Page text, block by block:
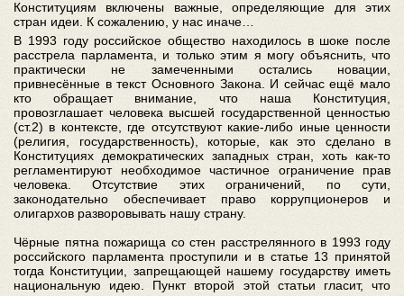
Конституциям включены важные, определяющие для этих
стран идеи. К сожалению, у нас иначе…
В 1993 году российское общество находилось в шоке после
расстрела парламента, и только этим я могу объяснить, что
практически не замеченными остались новации,
привнесённые в текст Основного Закона. И сейчас ещё мало
кто обращает внимание, что наша Конституция,
провозглашает человека высшей государственной ценностью
(ст.2) в контексте, где отсутствуют какие-либо иные ценности
(религия, государственность), которые, как это сделано в
Конституциях демократических западных стран, хоть как-то
регламентируют необходимое частичное ограничение прав
человека. Отсутствие этих ограничений, по сути,
законодательно обеспечивает право коррупционеров и
олигархов разворовывать нашу страну.
Чёрные пятна пожарища со стен расстрелянного в 1993 году
российского парламента проступили и в статье 13 принятой
тогда Конституции, запрещающей нашему государству иметь
национальную идею. Пункт второй этой статьи гласит, что